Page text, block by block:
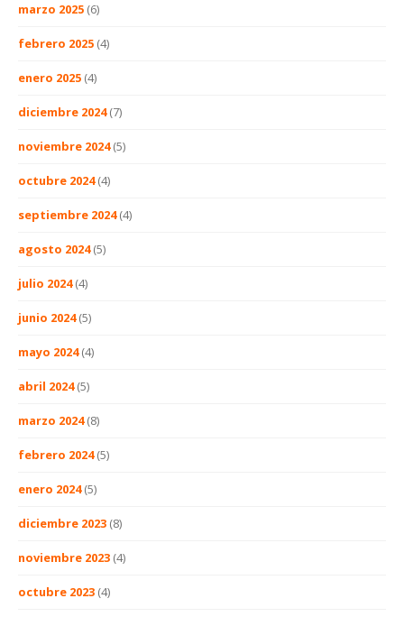
marzo 2025 (6)
febrero 2025 (4)
enero 2025 (4)
diciembre 2024(7)
noviembre 2024(5)
octubre 2024(4)
septiembre 2024(4)
agosto 2024(5)
julio 2024(4)
junio 2024(5)
mayo 2024(4)
abril 2024(5)
marzo 2024(8)
febrero 2024(5)
enero 2024(5)
diciembre 2023 (8)
noviembre 2023 (4)
octubre 2023 (4)